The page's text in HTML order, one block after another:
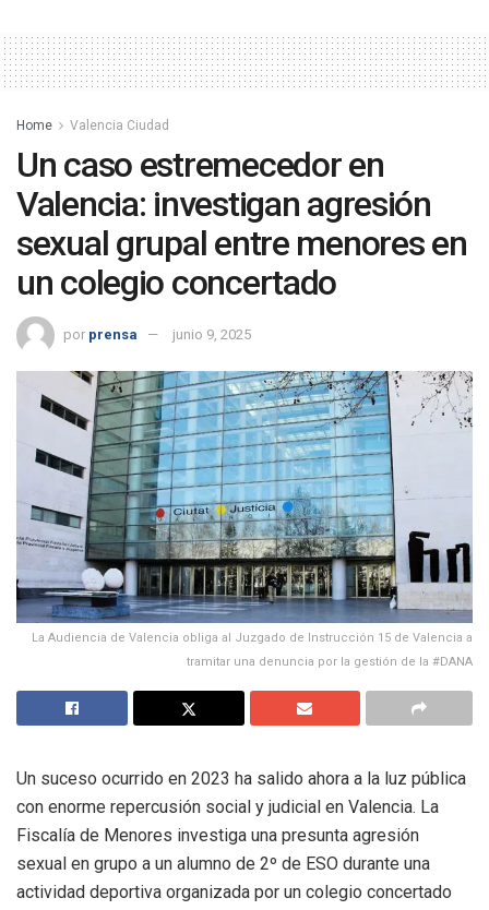
Home Valencia Ciudad
Un caso estremecedor en
Valencia: investigan agresión
sexual grupal entre menores en
un colegio concertado
por prensa junio 9, 2025
La Audiencia de Valencia obliga al Juzgado de Instrucción 15 de Valencia a
tramitar una denuncia por la gestión de la #DANA
Un suceso ocurrido en 2023 ha salido ahora a la luz pública
con enorme repercusión social y judicial en Valencia. La
Fiscalía de Menores investiga una presunta agresión
sexual en grupo a un alumno de 2º de ESO durante una
actividad deportiva organizada por un colegio concertado